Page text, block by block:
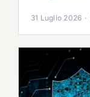
31 Luglio 2026 ·